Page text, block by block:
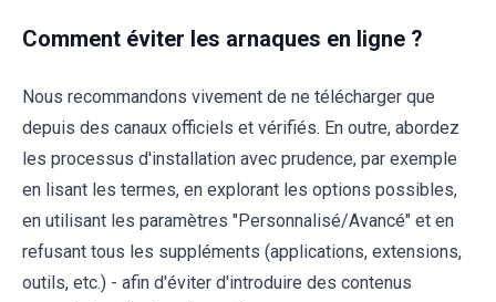
Comment éviter les arnaques en ligne ?
Nous recommandons vivement de ne télécharger que
depuis des canaux officiels et vérifiés. En outre, abordez
les processus d'installation avec prudence, par exemple
en lisant les termes, en explorant les options possibles,
en utilisant les paramètres "Personnalisé/Avancé" et en
refusant tous les suppléments (applications, extensions,
outils, etc.) - afin d'éviter d'introduire des contenus